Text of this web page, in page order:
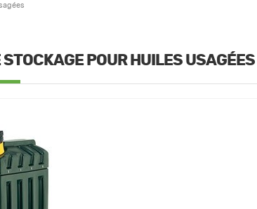
STOCKAGE POUR HUILES USAGÉES